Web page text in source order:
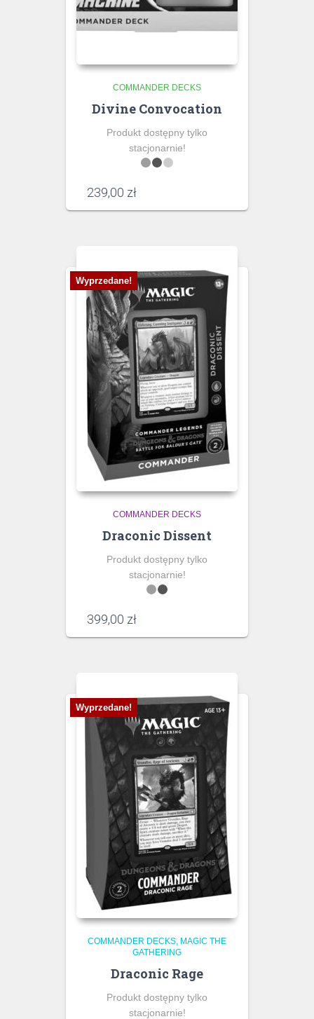
COMMANDER DECKS
Divine Convocation
Produkt dostępny tylko
stacjonarnie!
239,00 zł
Wyprzedane!
COMMANDER DECKS
Draconic Dissent
Produkt dostępny tylko
stacjonarnie!
399,00 zł
Wyprzedane!
COMMANDER DECKS MAGIC THE
GATHERING
Draconic Rage
Produkt dostępny tylko
stacjonarnie!